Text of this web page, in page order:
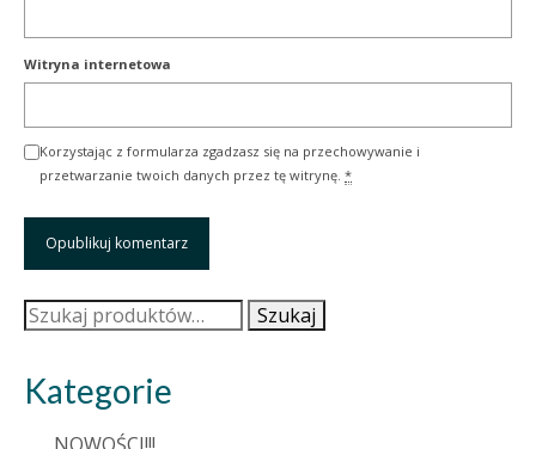
Witryna internetowa
Korzystając z formularza zgadzasz się na przechowywanie i
przetwarzanie twoich danych przez tę witrynę. *
Szukaj: Szukaj
Kategorie